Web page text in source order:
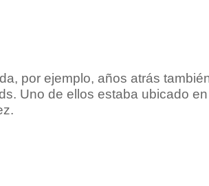
por ejemplo, años atrás
Uno de ellos estaba ubicado